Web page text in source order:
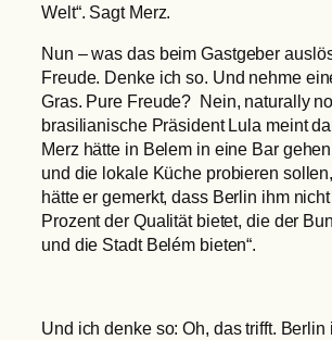
Welt“. Sagt Merz.
Nun – was das beim Gastgeber
Freude. Denke ich so. Und nehme
Gras. Pure Freude? Nein, naturally
brasilianische Präsident Lula meint
Merz hätte in Belem in eine Bar
und die lokale Küche probieren
hätte er gemerkt, dass Berlin ihm
Prozent der Qualität bietet, die der
und die Stadt Belém bieten“.
Und ich denke so: Oh, das trifft. Berlin